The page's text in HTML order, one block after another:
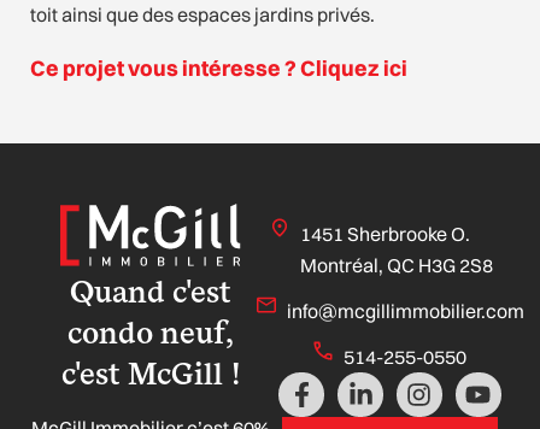
toit ainsi que des espaces jardins privés.
Ce projet vous intéresse ? Cliquez ici
Quand c'est
condo neuf,
c'est McGill !
1451 Sherbrooke O.
Montréal, QC H3G 2S8
info@mcgillimmobilier.com
514-255-0550
F
a
L
i
I
n
Y
o